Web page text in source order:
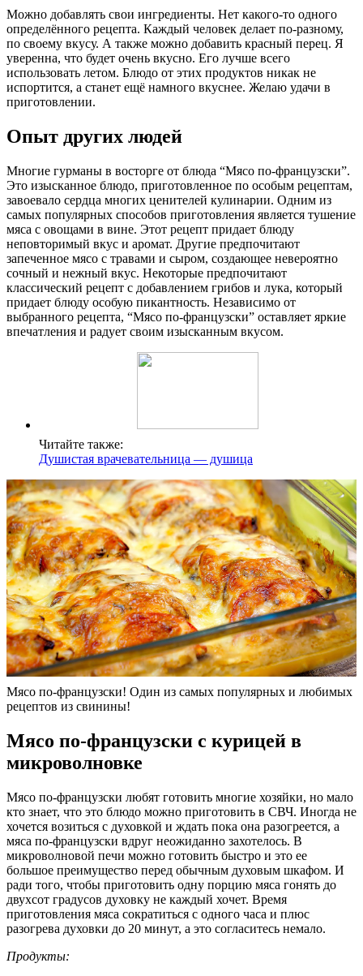
Можно добавлять свои ингредиенты. Нет какого-то одного
определённого рецепта. Каждый человек делает по-разному,
по своему вкусу. А также можно добавить красный перец. Я
уверенна, что будет очень вкусно. Его лучше всего
использовать летом. Блюдо от этих продуктов никак не
испортится, а станет ещё намного вкуснее. Желаю удачи в
приготовлении.
Опыт других людей
Многие гурманы в восторге от блюда “Мясо по-французски”.
Это изысканное блюдо, приготовленное по особым рецептам,
завоевало сердца многих ценителей кулинарии. Одним из
самых популярных способов приготовления является тушение
мяса с овощами в вине. Этот рецепт придает блюду
неповторимый вкус и аромат. Другие предпочитают
запеченное мясо с травами и сыром, создающее невероятно
сочный и нежный вкус. Некоторые предпочитают
классический рецепт с добавлением грибов и лука, который
придает блюду особую пикантность. Независимо от
выбранного рецепта, “Мясо по-французски” оставляет яркие
впечатления и радует своим изысканным вкусом.
Читайте также:
Душистая врачевательница — душица
Мясо по-французски! Один из самых популярных и любимых
рецептов из свинины!
Мясо по-французски с курицей в
микроволновке
Мясо по-французски любят готовить многие хозяйки, но мало
кто знает, что это блюдо можно приготовить в СВЧ. Иногда не
хочется возиться с духовкой и ждать пока она разогреется, а
мяса по-французски вдруг неожиданно захотелось. В
микроволновой печи можно готовить быстро и это ее
большое преимущество перед обычным духовым шкафом. И
ради того, чтобы приготовить одну порцию мяса гонять до
двухсот градусов духовку не каждый хочет. Время
приготовления мяса сократиться с одного часа и плюс
разогрева духовки до 20 минут, а это согласитесь немало.
Продукты: